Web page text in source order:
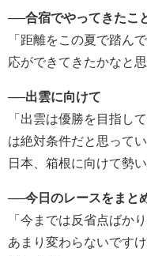
──合宿でやってきたこ
「距離をこの夏で踏ん
応ができてきたかなと思
──出雲に向けて
「出雲は優勝を目指し
は絶対条件だと思って
日本、箱根に向けて勢
──今日のレースをまと
「今までは反省点ばか
あまり変わらないです